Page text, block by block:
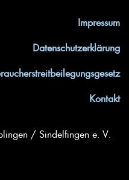
Impressum
Datenschutzerklärung
Kontakt
/ Sindelfingen e. V.